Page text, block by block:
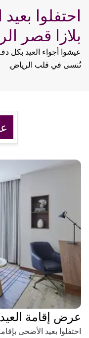
احتفلوا
بلازا قصر
عيشوا أجواء العيد بكل
تُنسى في قلب الرياض.
عرض إقامة العيد
احتفلوا بعيد الأضحى